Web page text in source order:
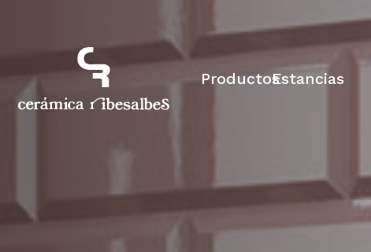
ProductosEstancias